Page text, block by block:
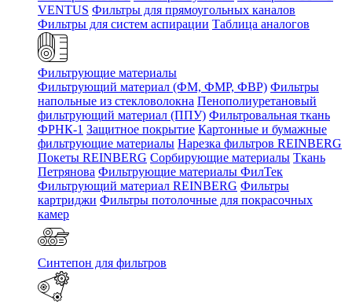
VENTUS Фильтры для прямоугольных каналов
Фильтры для систем аспирации Таблица аналогов
Фильтрующие материалы
Фильтрующий материал (ФМ, ФМР, ФВР) Фильтры
напольные из стекловолокна Пенополиуретановый
фильтрующий материал (ППУ) Фильтровальная ткань
ФРНК-1 Защитное покрытие Картонные и бумажные
фильтрующие материалы Нарезка фильтров REINBERG
Покеты REINBERG Сорбирующие материалы Ткань
Петрянова Фильтрующие материалы ФилТек
Фильтрующий материал REINBERG Фильтры
картриджи Фильтры потолочные для покрасочных
камер
Синтепон для фильтров